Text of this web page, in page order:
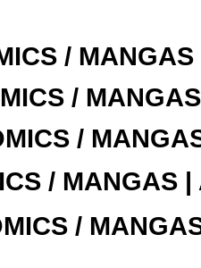
/
/
/
/ MANGAS |
/